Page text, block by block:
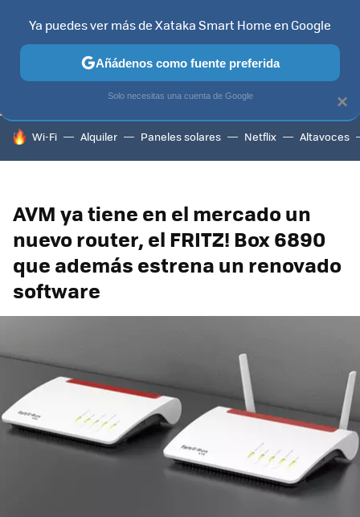
TELEVISORES CONTENIDOS SMART TV SELECCIÓN
HOY SE HABLA DE
Wi-Fi Alquiler Paneles solares Netflix Altavoces
AVM ya tiene en el mercado un
nuevo router, el FRITZ! Box 6890
que además estrena un renovado
software
×
Ya puedes ver más de Xataka Smart Home en Google
Añádenos como fuente preferida
Solo necesitas una cuenta de Google